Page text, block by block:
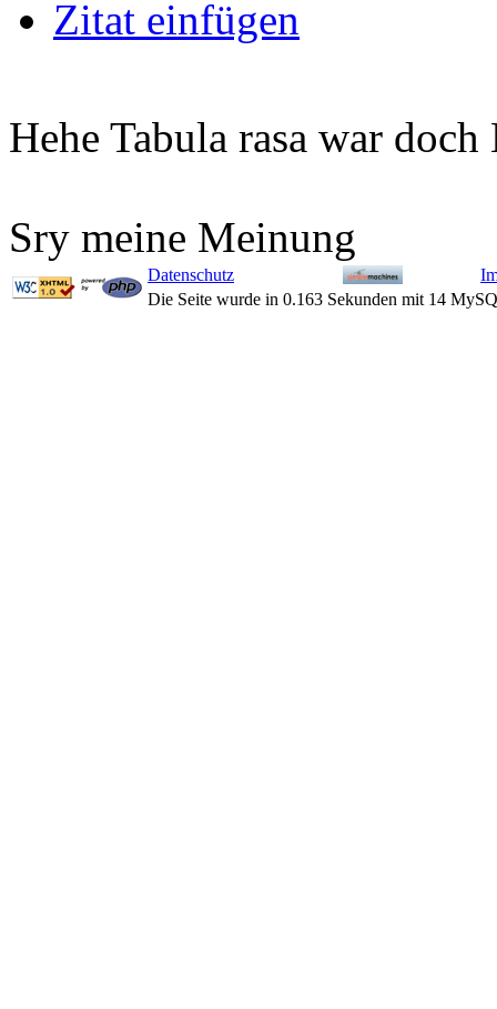
Zitat einfügen
Hehe Tabula rasa war
Sry meine Meinung
Datenschutz
Die Seite wurde in 0.163 Sekunden mit 14